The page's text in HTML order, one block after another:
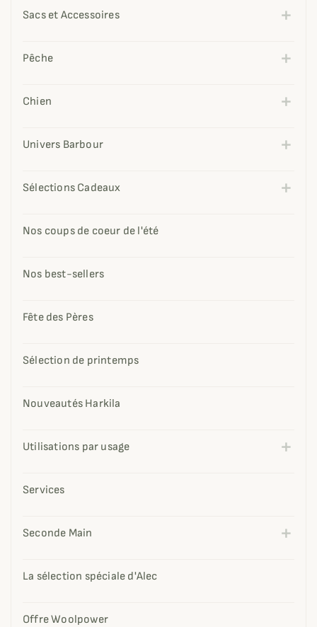
Sacs et Accessoires
Pêche
Chien
Univers Barbour
Sélections Cadeaux
Nos coups de coeur de l'été
Nos best-sellers
Fête des Pères
Sélection de printemps
Nouveautés Harkila
Utilisations par usage
Services
Seconde Main
La sélection spéciale d'Alec
Offre Woolpower